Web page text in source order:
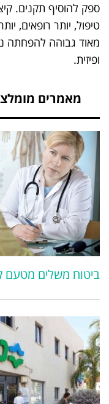
ספק להוסיף תקנים.
טיפול, יותר רופאים,
מאוד גבוהה להפחתה
ופיזית.
מאמרים
ביטוח משלים מטעם